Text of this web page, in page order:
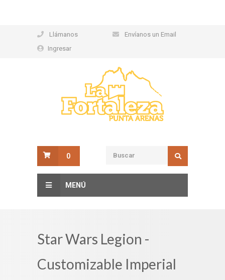
Llámanos
Envíanos un Email
Ingresar
0
MENÚ
Star Wars Legion -
Customizable Imperial